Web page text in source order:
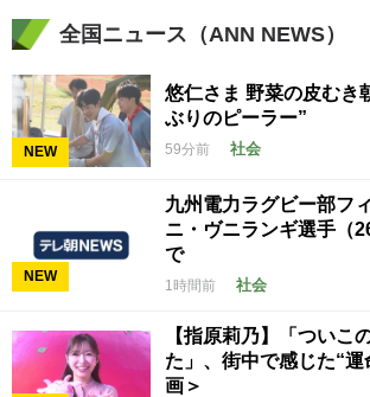
全国ニュース（ANN NEWS）
NEW
悠仁さま 野菜の皮むき
ぶりのピーラー”
59分前 社会
NEW
九州電力ラグビー部フ
ニ・ヴニランギ選手（
で
1時間前 社会
【指原莉乃】「ついこ
た」、街中で感じた“
画＞